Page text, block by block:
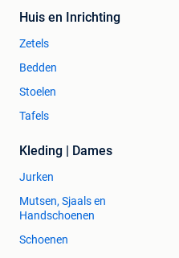
Huis en Inrichting
Zetels
Bedden
Stoelen
Tafels
Kleding | Dames
Jurken
Mutsen, Sjaals en
Handschoenen
Schoenen